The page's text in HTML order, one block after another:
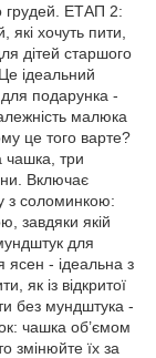
грудей. ЕТАП 2:
хочуть пити,
дітей старшого
ідеальний
подарунка -
малюка
це того варте?
чашка, три
Включає
з соломинкою:
завдяки якій
для
ясен - ідеальна з
як із відкритої
без мундштука -
чашка об’ємом
змінюйте їх за